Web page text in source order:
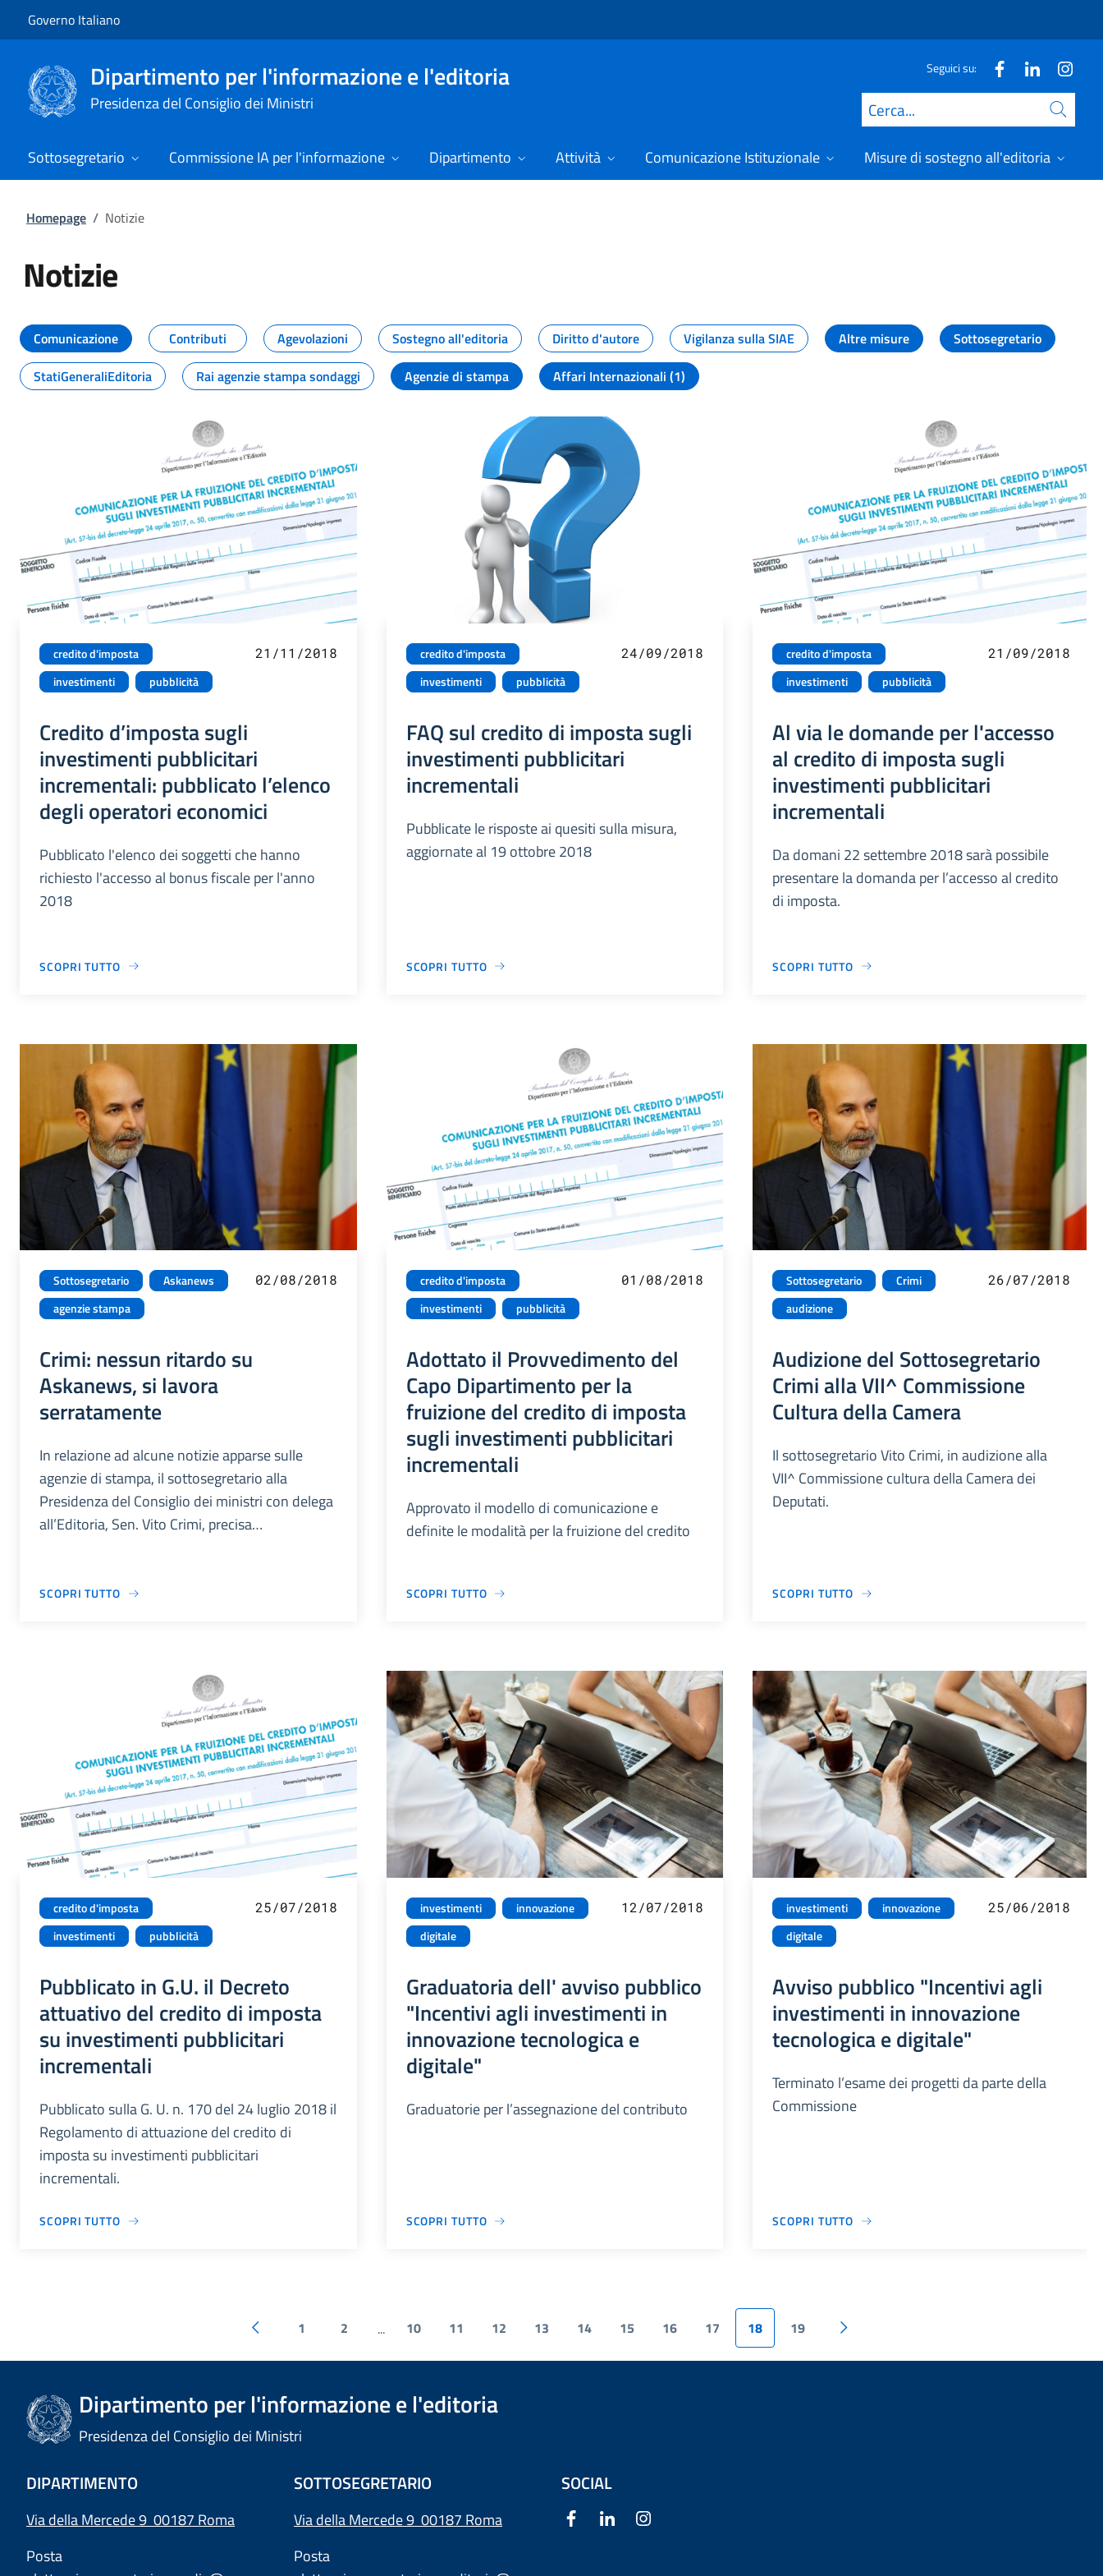
Governo Italiano
Dipartimento per l'informazione e l'editoria
Presidenza del Consiglio dei Ministri
Seguici su:
Cerca
Sottosegretario Commissione IA per l'informazione Dipartimento Attività Comunicazione Istituzionale Misure di sostegno all'editoria
Homepage / Notizie
Notizie
Tutti i contenuti della pagina Notizie
Comunicazione Contributi Agevolazioni Sostegno all'editoria Diritto d'autore Vigilanza sulla SIAE Altre misure
Sottosegretario
StatiGeneraliEditoria
Rai agenzie stampa sondaggi Agenzie di stampa Affari Internazionali (1)
credito d'imposta
investimenti
pubblicità
21/11/2018
Credito d’imposta sugli
investimenti pubblicitari
incrementali: pubblicato l’elenco
degli operatori economici
Pubblicato l'elenco dei soggetti che hanno
richiesto l'accesso al bonus fiscale per l'anno
2018
SCOPRI TUTTO
credito d'imposta
investimenti
pubblicità
24/09/2018
FAQ sul credito di imposta sugli
investimenti pubblicitari
incrementali
Pubblicate le risposte ai quesiti sulla misura,
aggiornate al 19 ottobre 2018
SCOPRI TUTTO
credito d'imposta
investimenti
pubblicità
21/09/2018
Al via le domande per l'accesso
al credito di imposta sugli
investimenti pubblicitari
incrementali
Da domani 22 settembre 2018 sarà possibile
presentare la domanda per l’accesso al credito
di imposta.
SCOPRI TUTTO
Sottosegretario
Askanews
agenzie stampa
02/08/2018
Crimi: nessun ritardo su
Askanews, si lavora
serratamente
In relazione ad alcune notizie apparse sulle
agenzie di stampa, il sottosegretario alla
Presidenza del Consiglio dei ministri con delega
all’Editoria, Sen. Vito Crimi, precisa…
SCOPRI TUTTO
credito d'imposta
investimenti
pubblicità
01/08/2018
Adottato il Provvedimento del
Capo Dipartimento per la
fruizione del credito di imposta
sugli investimenti pubblicitari
incrementali
Approvato il modello di comunicazione e
definite le modalità per la fruizione del credito
SCOPRI TUTTO
Sottosegretario
Crimi
audizione
26/07/2018
Audizione del Sottosegretario
Crimi alla VII^ Commissione
Cultura della Camera
Il sottosegretario Vito Crimi, in audizione alla
VII^ Commissione cultura della Camera dei
Deputati.
SCOPRI TUTTO
credito d'imposta
investimenti
pubblicità
25/07/2018
Pubblicato in G.U. il Decreto
attuativo del credito di imposta
su investimenti pubblicitari
incrementali
Pubblicato sulla G. U. n. 170 del 24 luglio 2018 il
Regolamento di attuazione del credito di
imposta su investimenti pubblicitari
incrementali.
SCOPRI TUTTO
investimenti
innovazione
digitale
12/07/2018
Graduatoria dell' avviso pubblico
"Incentivi agli investimenti in
innovazione tecnologica e
digitale"
Graduatorie per l’assegnazione del contributo
SCOPRI TUTTO
investimenti
innovazione
digitale
25/06/2018
Avviso pubblico "Incentivi agli
investimenti in innovazione
tecnologica e digitale"
Terminato l’esame dei progetti da parte della
Commissione
SCOPRI TUTTO
1 2 ... 10 11 12 13 14 15 16 17 18 19
Dipartimento per l'informazione e l'editoria
Presidenza del Consiglio dei Ministri
DIPARTIMENTO
Via della Mercede 9 00187 Roma
Posta
SOTTOSEGRETARIO
Via della Mercede 9 00187 Roma
Posta
SOCIAL